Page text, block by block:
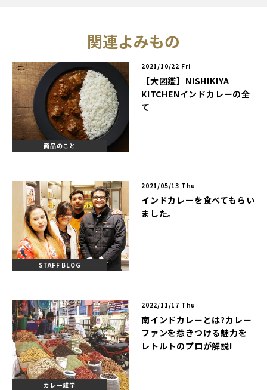
関連よみもの
商品のこと
2021/10/22 Fri
【大図鑑】NISHIKIYA
KITCHENインドカレーの全
て
STAFF BLOG
2021/05/13 Thu
インドカレーを食べてもらい
ました。
カレー雑学
2022/11/17 Thu
南インドカレーとは?カレー
ファンを惹きつける魅力を
レトルトのプロが解説!